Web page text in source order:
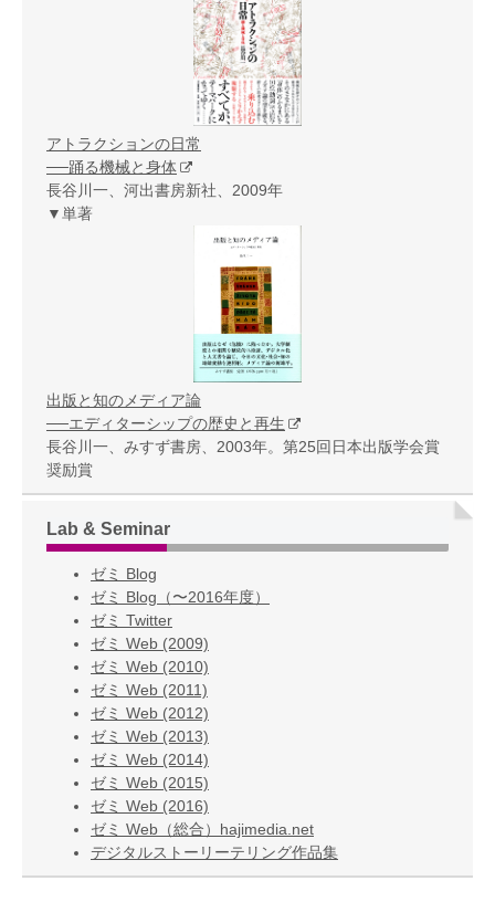
アトラクションの日常
──踊る機械と身体
長谷川一、河出書房新社、2009年
▼単著
出版と知のメディア論
──エディターシップの歴史と再生
長谷川一、みすず書房、2003年。第25回日本出版学会賞
奨励賞
Lab & Seminar
ゼミ Blog
ゼミ Blog（〜2016年度）
ゼミ Twitter
ゼミ Web (2009)
ゼミ Web (2010)
ゼミ Web (2011)
ゼミ Web (2012)
ゼミ Web (2013)
ゼミ Web (2014)
ゼミ Web (2015)
ゼミ Web (2016)
ゼミ Web（総合）hajimedia.net
デジタルストーリーテリング作品集